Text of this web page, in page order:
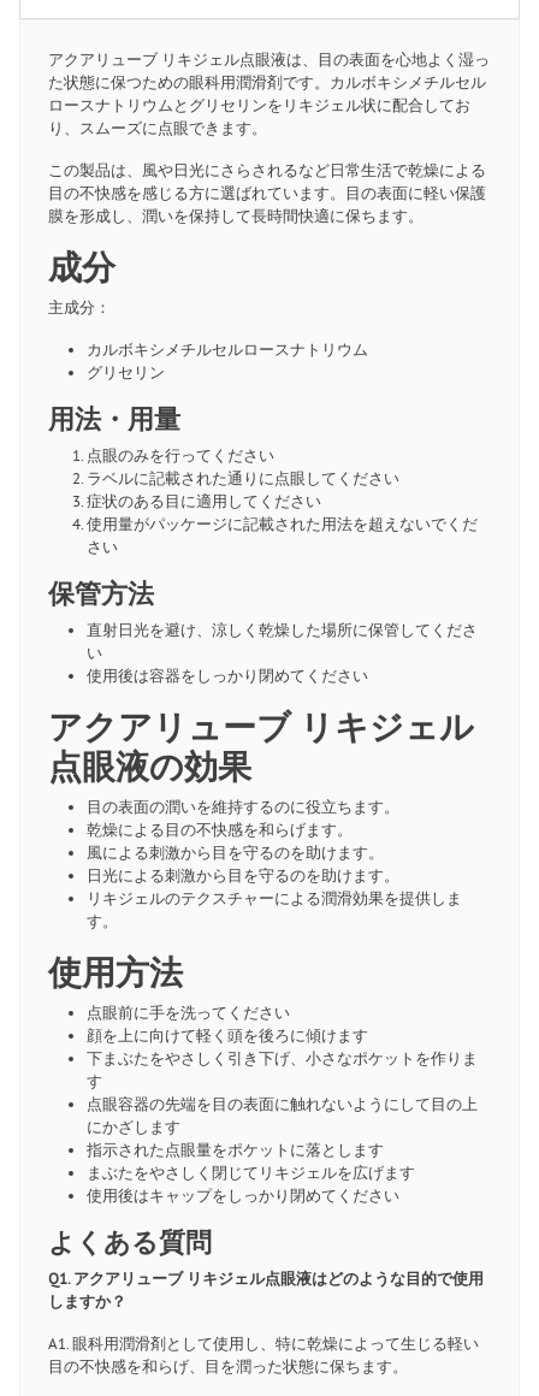
アクアリューブ リキジェル点眼液は、目の表面を心地よく湿っ
た状態に保つための眼科用潤滑剤です。カルボキシメチルセル
ロースナトリウムとグリセリンをリキジェル状に配合してお
り、スムーズに点眼できます。
この製品は、風や日光にさらされるなど日常生活で乾燥による
目の不快感を感じる方に選ばれています。目の表面に軽い保護
膜を形成し、潤いを保持して長時間快適に保ちます。
成分
主成分：
カルボキシメチルセルロースナトリウム
グリセリン
用法・用量
点眼のみを行ってください
ラベルに記載された通りに点眼してください
症状のある目に適用してください
使用量がパッケージに記載された用法を超えないでくだ
さい
保管方法
直射日光を避け、涼しく乾燥した場所に保管してくださ
い
使用後は容器をしっかり閉めてください
アクアリューブ リキジェル
点眼液の効果
目の表面の潤いを維持するのに役立ちます。
乾燥による目の不快感を和らげます。
風による刺激から目を守るのを助けます。
日光による刺激から目を守るのを助けます。
リキジェルのテクスチャーによる潤滑効果を提供しま
す。
使用方法
点眼前に手を洗ってください
顔を上に向けて軽く頭を後ろに傾けます
下まぶたをやさしく引き下げ、小さなポケットを作りま
す
点眼容器の先端を目の表面に触れないようにして目の上
にかざします
指示された点眼量をポケットに落とします
まぶたをやさしく閉じてリキジェルを広げます
使用後はキャップをしっかり閉めてください
よくある質問
Q1. アクアリューブ リキジェル点眼液はどのような目的で使用
しますか？
A1. 眼科用潤滑剤として使用し、特に乾燥によって生じる軽い
目の不快感を和らげ、目を潤った状態に保ちます。